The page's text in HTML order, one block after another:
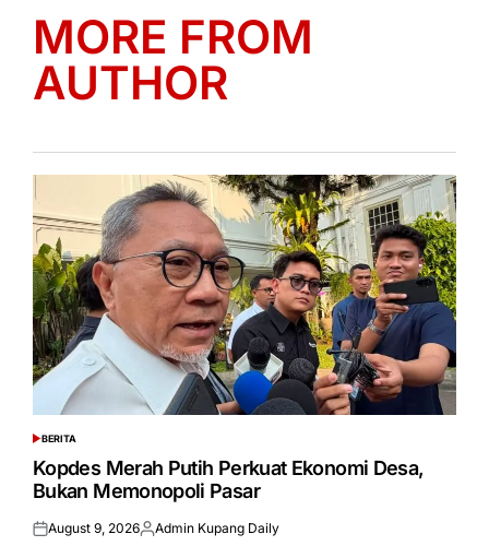
MORE FROM
AUTHOR
POSTED
IN
BERITA
Kopdes Merah Putih Perkuat Ekonomi Desa,
Bukan Memonopoli Pasar
Posted
August 9, 2026Posted
Admin Kupang Daily